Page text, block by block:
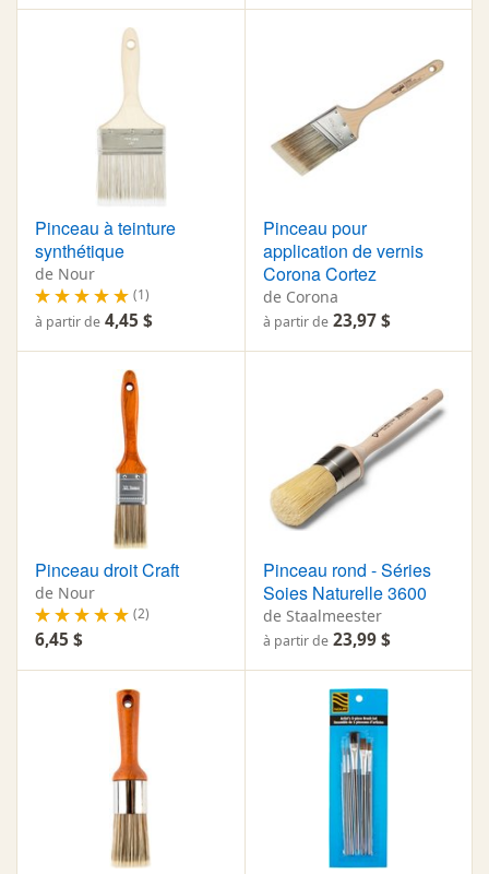
Pinceau à teinture
synthétique
de Nour
(1)
à partir de 4,45 $
Pinceau pour
application de vernis
Corona Cortez
de Corona
à partir de 23,97 $
Pinceau droit Craft
de Nour
(2)
6,45 $
Pinceau rond - Séries
Soies Naturelle 3600
de Staalmeester
à partir de 23,99 $